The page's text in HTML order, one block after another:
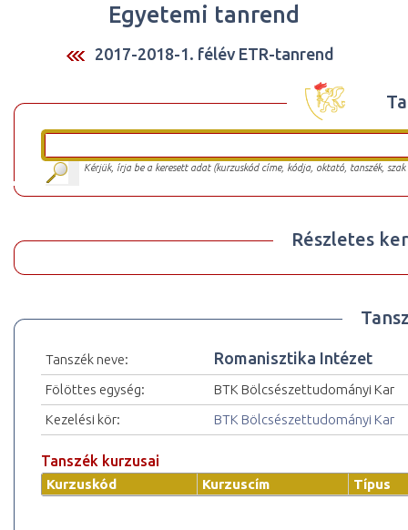
Egyetemi tanrend
2017-2018-1. félév ETR-tanrend
Kérjük, írja be a keresett adat (kurzuskód címe, kódja, oktató, tanszék,
Részletes
Tanszék neve: Romanisztika Intézet
Fölöttes egység:
BTK Bölcsészettudományi Kar
Kezelési kör:
BTK Bölcsészettudományi Kar
Tanszék kurzusai
Kurzuskód Kurzuscím Típus